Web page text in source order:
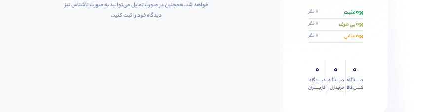
0مثبت 0 نفر
0بی طرف 0 نفر
0منفی 0 نفر
0
دیــــدگاه
کــــل کالا
0
دیــــدگاه
خریداران
0
دیــــدگاه
کاربـــــران
خواهد شد. همچنین در صورت تمایل می‌توانید به صورت ناشناس نیز
دیدگاه خود را ثبت کنید.